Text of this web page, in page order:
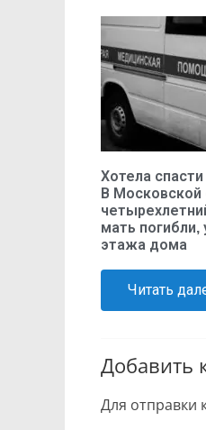
Хотела
В Московской
мать погибли,
этажа дома
Читать
Добавить
Для отправки